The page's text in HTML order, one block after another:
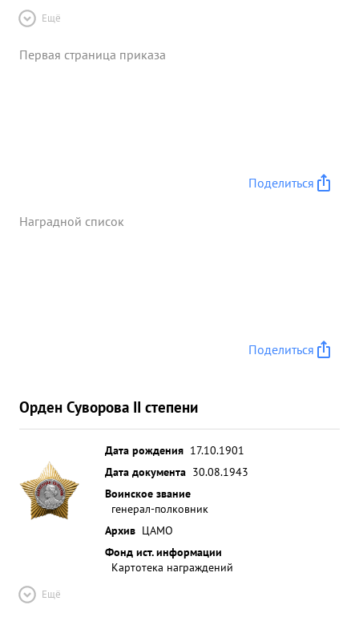
Ещё
Первая страница приказа
Поделиться
Наградной список
Поделиться
Орден Суворова II степени
Дата рождения 17.10.1901
Дата документа 30.08.1943
Воинское звание
генерал-полковник
Архив ЦАМО
Фонд ист. информации
Картотека награждений
Ещё